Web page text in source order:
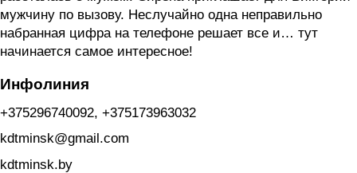
мужчину по вызову. Неслучайно одна неправильно
набранная цифра на телефоне решает все и… тут
начинается самое интересное!
Инфолиния
+375296740092, +375173963032
kdtminsk@gmail.com
kdtminsk.by